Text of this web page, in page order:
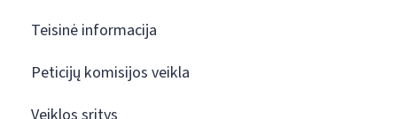
Teisinė informacija
Peticijų komisijos veikla